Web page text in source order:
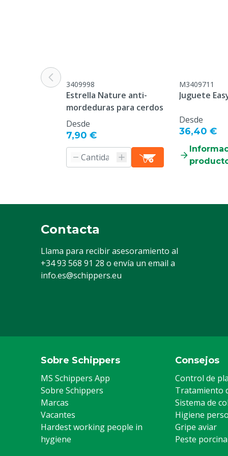
3409998
Estrella Nature anti-
mordeduras para cerdos
Desde
7,90 €
M3409711
Juguete
Desde
36,40 €
Contacta
Llama para recibir asesoramiento al
+34 93 568 91 28 o envía un email a
info.es@schippers.eu
Sobre Schippers
MS Schippers App
Sobre Schippers
Marcas
Vacantes
Hardest working people in
hygiene
Consejos
Control de
Tratamiento
Sistema de
Higiene
Gripe aviar
Peste